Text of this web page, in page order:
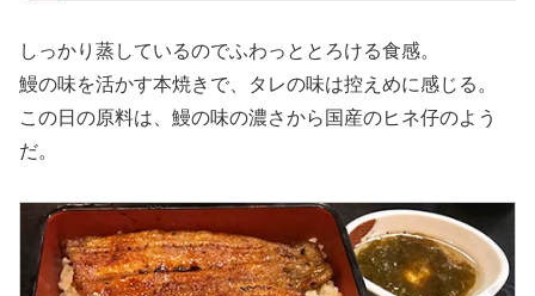
しっかり蒸しているのでふわっととろける食感。
鰻の味を活かす本焼きで、タレの味は控えめに感じる。
この日の原料は、鰻の味の濃さから国産のヒネ仔のよう
だ。